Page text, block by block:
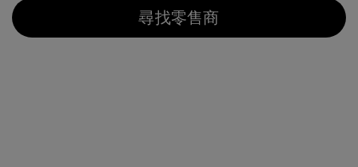
尋找零售商